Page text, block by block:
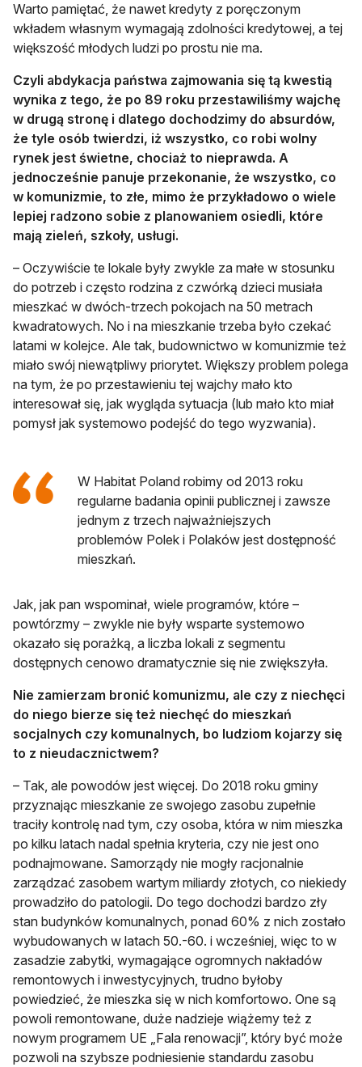
Warto pamiętać, że nawet kredyty z poręczonym
wkładem własnym wymagają zdolności kredytowej, a tej
większość młodych ludzi po prostu nie ma.
Czyli abdykacja państwa zajmowania się tą kwestią
wynika z tego, że po 89 roku przestawiliśmy wajchę
w drugą stronę i dlatego dochodzimy do absurdów,
że tyle osób twierdzi, iż wszystko, co robi wolny
rynek jest świetne, chociaż to nieprawda. A
jednocześnie panuje przekonanie, że wszystko, co
w komunizmie, to złe, mimo że przykładowo o wiele
lepiej radzono sobie z planowaniem osiedli, które
mają zieleń, szkoły, usługi.
– Oczywiście te lokale były zwykle za małe w stosunku
do potrzeb i często rodzina z czwórką dzieci musiała
mieszkać w dwóch-trzech pokojach na 50 metrach
kwadratowych. No i na mieszkanie trzeba było czekać
latami w kolejce. Ale tak, budownictwo w komunizmie też
miało swój niewątpliwy priorytet. Większy problem polega
na tym, że po przestawieniu tej wajchy mało kto
interesował się, jak wygląda sytuacja (lub mało kto miał
pomysł jak systemowo podejść do tego wyzwania).
W Habitat Poland robimy od 2013 roku
regularne badania opinii publicznej i zawsze
jednym z trzech najważniejszych
problemów Polek i Polaków jest dostępność
mieszkań.
Jak, jak pan wspominał, wiele programów, które –
powtórzmy – zwykle nie były wsparte systemowo
okazało się porażką, a liczba lokali z segmentu
dostępnych cenowo dramatycznie się nie zwiększyła.
Nie zamierzam bronić komunizmu, ale czy z niechęci
do niego bierze się też niechęć do mieszkań
socjalnych czy komunalnych, bo ludziom kojarzy się
to z nieudacznictwem?
– Tak, ale powodów jest więcej. Do 2018 roku gminy
przyznając mieszkanie ze swojego zasobu zupełnie
traciły kontrolę nad tym, czy osoba, która w nim mieszka
po kilku latach nadal spełnia kryteria, czy nie jest ono
podnajmowane. Samorządy nie mogły racjonalnie
zarządzać zasobem wartym miliardy złotych, co niekiedy
prowadziło do patologii. Do tego dochodzi bardzo zły
stan budynków komunalnych, ponad 60% z nich zostało
wybudowanych w latach 50.-60. i wcześniej, więc to w
zasadzie zabytki, wymagające ogromnych nakładów
remontowych i inwestycyjnych, trudno byłoby
powiedzieć, że mieszka się w nich komfortowo. One są
powoli remontowane, duże nadzieje wiążemy też z
nowym programem UE „Fala renowacji”, który być może
pozwoli na szybsze podniesienie standardu zasobu